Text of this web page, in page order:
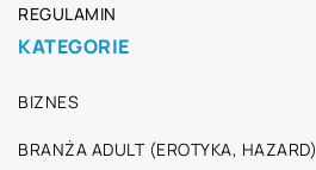
REGULAMIN
KATEGORIE
BIZNES
BRANŻA ADULT (EROTYKA, HAZARD)